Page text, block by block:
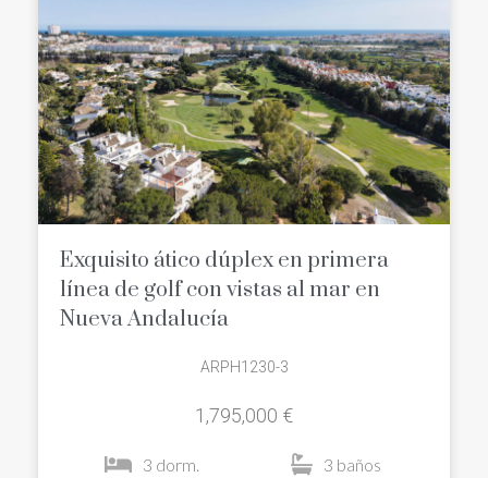
Exquisito ático dúplex en primera
línea de golf con vistas al mar en
Nueva Andalucía
ARPH1230-3
1,795,000 €
3 dorm.
3 baños